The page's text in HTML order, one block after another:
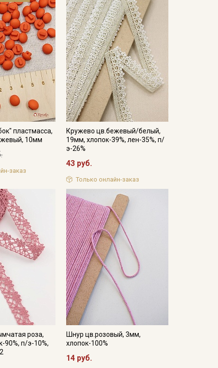
пластмасса,
10мм
заказ
Кружево цв.бежевый/белый,
19мм, хлопок-39%, лен-35%, п/
э-26%
43 руб.
Только онлайн-заказ
роза,
90%, п/э-10%,
Шнур цв.розовый, 3мм,
хлопок-100%
14 руб.